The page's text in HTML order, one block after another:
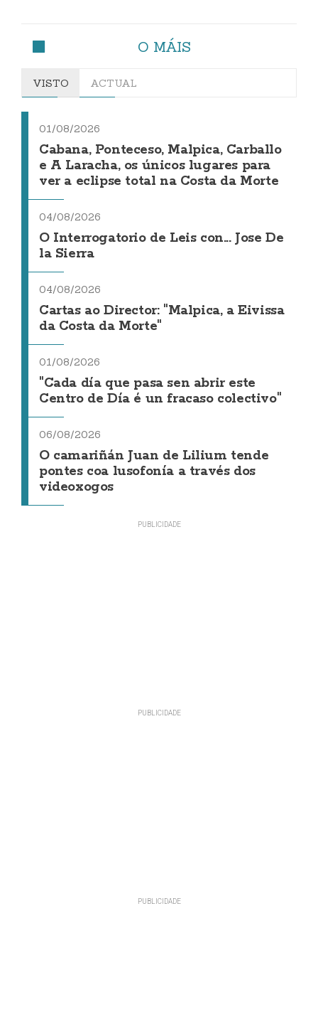
O MÁIS
VISTO ACTUAL
01/08/2026
Cabana, Ponteceso, Malpica, Carballo
e A Laracha, os únicos lugares para
ver a eclipse total na Costa da Morte
04/08/2026
O Interrogatorio de Leis con... Jose De
la Sierra
04/08/2026
Cartas ao Director: "Malpica, a Eivissa
da Costa da Morte"
01/08/2026
"Cada día que pasa sen abrir este
Centro de Día é un fracaso colectivo"
06/08/2026
O camariñán Juan de Lilium tende
pontes coa lusofonía a través dos
videoxogos